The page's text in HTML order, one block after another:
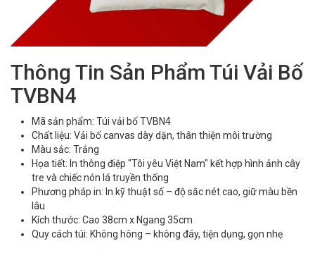
Thông Tin Sản Phẩm Túi Vải Bố
TVBN4
Mã sản phẩm: Túi vải bố TVBN4
Chất liệu: Vải bố canvas dày dặn, thân thiện môi trường
Màu sắc: Trắng
Họa tiết: In thông điệp "Tôi yêu Việt Nam" kết hợp hình ảnh cây
tre và chiếc nón lá truyền thống
Phương pháp in: In kỹ thuật số – độ sắc nét cao, giữ màu bền
lâu
Kích thước: Cao 38cm x Ngang 35cm
Quy cách túi: Không hông – không đáy, tiện dụng, gọn nhẹ